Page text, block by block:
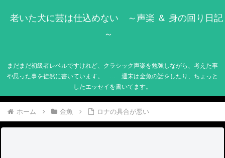
老いた犬に芸は仕込めない ～声楽 ＆ 身の回り日記
～
まだまだ初級者レベルですけれど、クラシック声楽を勉強しながら、考えた事
や思った事を徒然に書いています。 … 週末は金魚の話をしたり、ちょっと
したエッセイを書いてます。
ホーム 金魚 ロナの具合が悪い